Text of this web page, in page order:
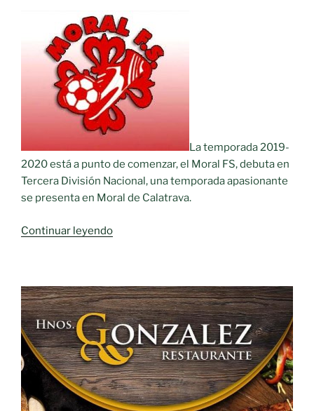
de
ayudas,
con
una
dotación
total
cercana
a
los
1,2
millones
de
La temporada 2019-
2020 está a punto de comenzar, el Moral FS, debuta en
Tercera División Nacional, una temporada apasionante
se presenta en Moral de Calatrava.
Continuar leyendo«Moral
Socios
2019/2020»